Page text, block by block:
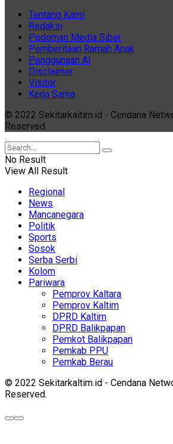
Tentang Kami
Redaksi
Pedoman Media Siber
Pemberitaan Ramah Anak
Penggunaan AI
Disclaimer
Visitor
Kerja Sama
© 2022 Sekitarkaltim.id - Cendana
Reserved.
No Result
View All Result
Regional
News
Mancanegara
Politik
Sports
Sosok
Serba Serbi
Kolom
Pariwara
Pemprov Kaltara
Pemprov Kaltim
DPRD Kaltim
DPRD Balikpapan
Pemkot Balikpapan
Pemkab PPU
Pemkab Berau
© 2022 Sekitarkaltim.id - Cendana
Reserved.